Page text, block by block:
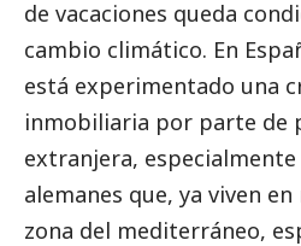
de vacaciones queda
cambio climático. En
está experimentado una
inmobiliaria por parte de
extranjera,
alemanes que, ya viven
zona del mediterráneo,